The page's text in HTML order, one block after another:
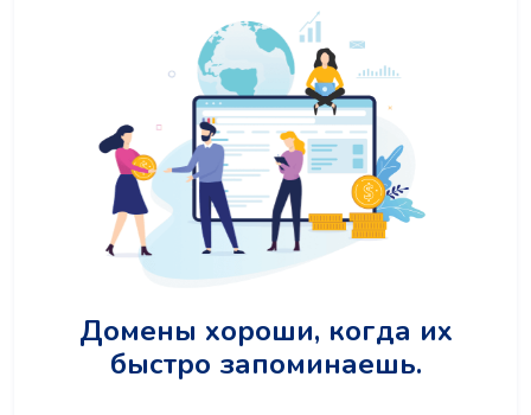
Домены хороши, когда их
быстро запоминаешь.